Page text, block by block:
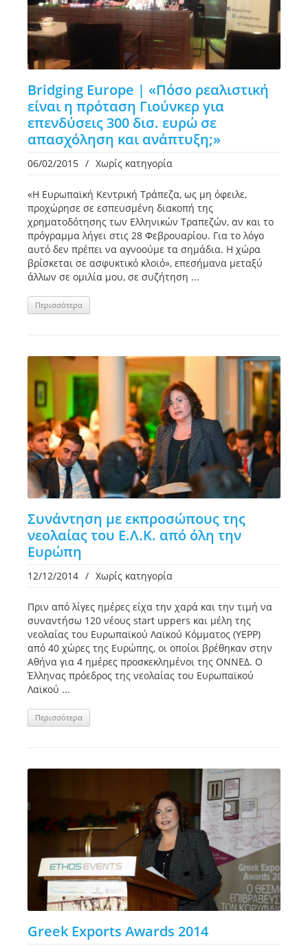
Bridging Europe | «Πόσο ρεαλιστική
είναι η πρόταση Γιούνκερ για
επενδύσεις 300 δισ. ευρώ σε
απασχόληση και ανάπτυξη;»
06/02/2015 / Χωρίς κατηγορία
«Η Ευρωπαϊκή Κεντρική Τράπεζα, ως μη όφειλε,
προχώρησε σε εσπευσμένη διακοπή της
χρηματοδότησης των Ελληνικών Τραπεζών, αν και το
πρόγραμμα λήγει στις 28 Φεβρουαρίου. Για το λόγο
αυτό δεν πρέπει να αγνοούμε τα σημάδια. Η χώρα
βρίσκεται σε ασφυκτικό κλοιό», επεσήμανα μεταξύ
άλλων σε ομιλία μου, σε συζήτηση ...
Περισσότερα
Συνάντηση με εκπροσώπους της
νεολαίας του Ε.Λ.Κ. από όλη την
Ευρώπη
12/12/2014 / Χωρίς κατηγορία
Πριν από λίγες ημέρες είχα την χαρά και την τιμή να
συναντήσω 120 νέους start uppers και μέλη της
νεολαίας του Ευρωπαϊκού Λαϊκού Κόμματος (YEPP)
από 40 χώρες της Ευρώπης, οι οποίοι βρέθηκαν στην
Αθήνα για 4 ημέρες προσκεκλημένοι της ΟΝΝΕΔ. O
Έλληνας πρόεδρος της νεολαίας του Ευρωπαϊκού
Λαϊκού ...
Περισσότερα
Greek Exports Awards 2014